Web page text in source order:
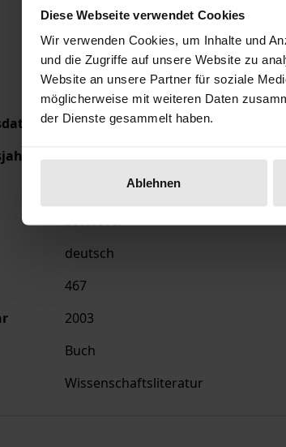
Diese Webseite verwendet Cookies
Wir verwenden Cookies, um Inhalte und
und die Zugriffe auf unsere Website zu
Website an unsere Partner für soziale
möglicherweise mit weiteren Daten
der Dienste gesammelt haben.
Ablehnen
1
978-3-89913-299-1
01.12.2003
2003
Softcover
deutsch
467
2003
Buch
Wissenschaftsliteratur